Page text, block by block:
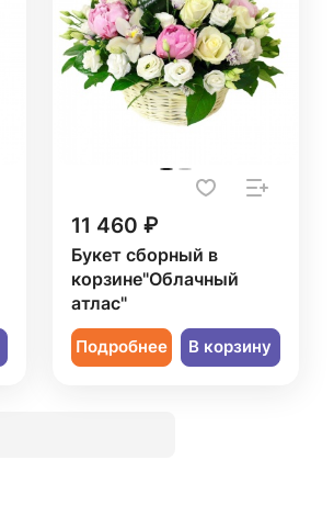
11 460 ₽
Букет сборный в
корзине"Облачный
атлас"
Подробнее В корзину